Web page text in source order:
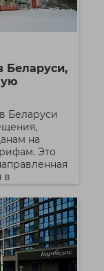
Беларуси,
Беларуси
на
Это
в